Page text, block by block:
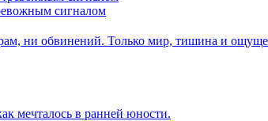
сигналом
ни обвинений. Только мир, тишина и
мечталось в ранней юности.